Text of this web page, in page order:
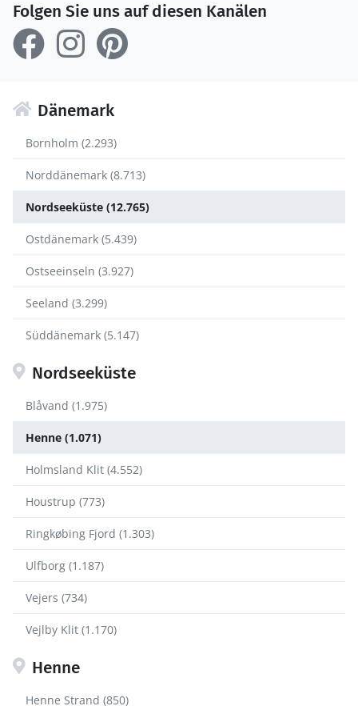
Folgen Sie uns auf diesen Kanälen
Dänemark
Bornholm (2.293)
Norddänemark (8.713)
Nordseeküste (12.765)
Ostdänemark (5.439)
Ostseeinseln (3.927)
Seeland (3.299)
Süddänemark (5.147)
Nordseeküste
Blåvand (1.975)
Henne (1.071)
Holmsland Klit (4.552)
Houstrup (773)
Ringkøbing Fjord (1.303)
Ulfborg (1.187)
Vejers (734)
Vejlby Klit (1.170)
Henne
Henne Strand (850)